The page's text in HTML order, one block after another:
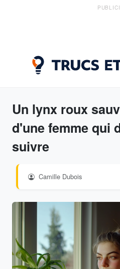
Un lynx roux
d'une femme qui
suivre
Camille Dubois